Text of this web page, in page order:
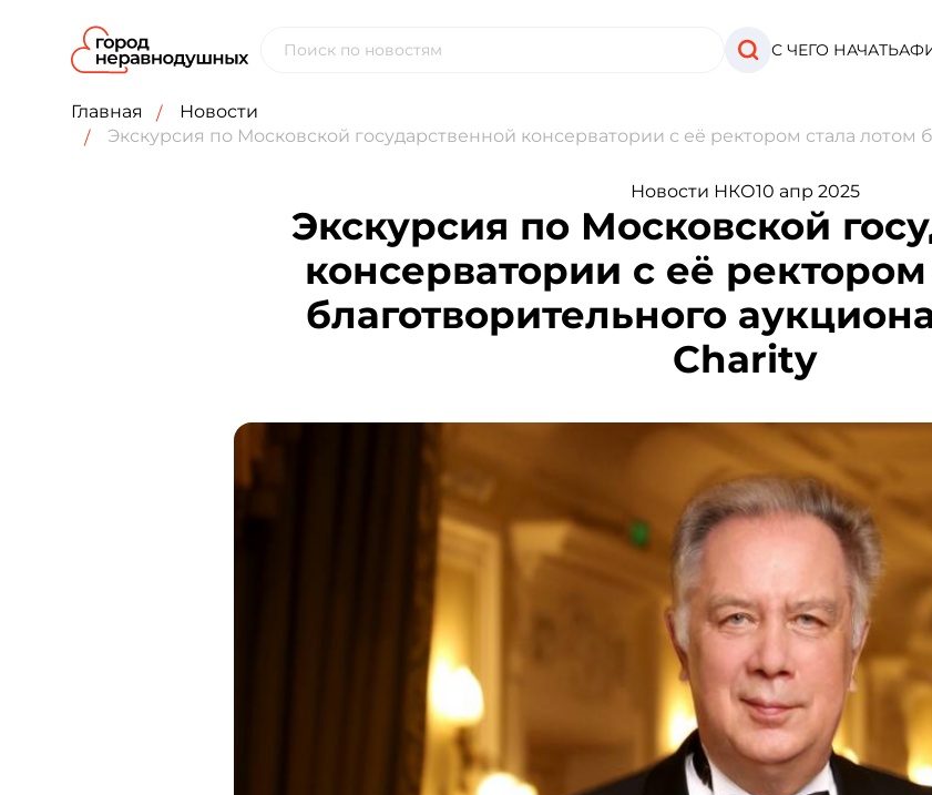
С ЧЕГО НАЧАТЬ
Главная
Новости
Экскурсия по Московской государственной консерватории с её ректором стала лотом
Новости НКО10 апр 2025
Экскурсия по Московской
консерватории с её
благотворительного
Charity